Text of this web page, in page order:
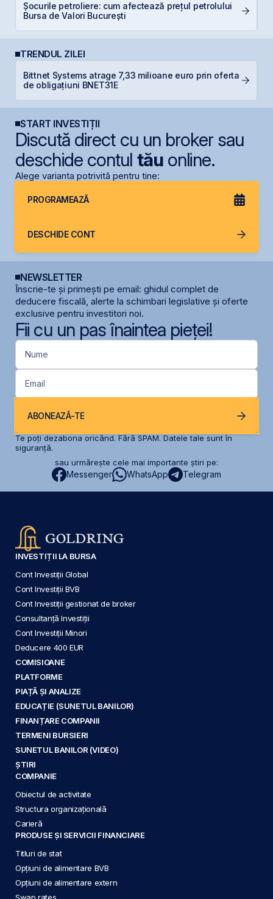
Șocurile petroliere: cum afectează prețul petrolului
Bursa de Valori București
TRENDUL ZILEI
Bittnet Systems atrage 7,33 milioane euro prin oferta
de obligațiuni BNET31E
START INVESTIȚII
Discută direct cu un broker sau
deschide contul tăuonline.
Alege varianta potrivită pentru tine:
PROGRAMEAZĂ
DESCHIDE CONT
NEWSLETTER
Înscrie-te și primești pe email: ghidul complet de
deducere fiscală, alerte la schimbari legislative și oferte
exclusive pentru investitori noi.
Fii cu un pas înaintea pieței!
Nume
Email
ABONEAZĂ-TE
Te poți dezabona oricând. Fără SPAM. Datele tale sunt în
siguranță.
sau urmărește cele mai importante știri pe:
Messenger WhatsApp Telegram
INVESTIȚII LA BURSA
Cont Investiții Global
Cont Investiții BVB
Cont Investiții gestionat de broker
Consultanță Investiții
Cont Investiții Minori
Deducere 400 EUR
COMISIOANE
PLATFORME
PIAȚĂ ȘI ANALIZE
EDUCAȚIE (SUNETUL BANILOR)
FINANȚARE COMPANII
TERMENI BURSIERI
SUNETUL BANILOR (VIDEO)
ȘTIRI
COMPANIE
Obiectul de activitate
Structura organizațională
Carieră
PRODUSE ȘI SERVICII FINANCIARE
Titluri de stat
Opțiuni de alimentare BVB
Opțiuni de alimentare extern
Swap rates